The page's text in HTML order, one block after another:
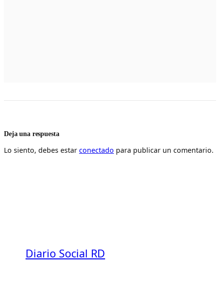
Deja una respuesta
Lo siento, debes estar conectado para publicar un comentario.
Diario Social RD